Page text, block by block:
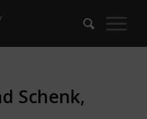
Schenk,